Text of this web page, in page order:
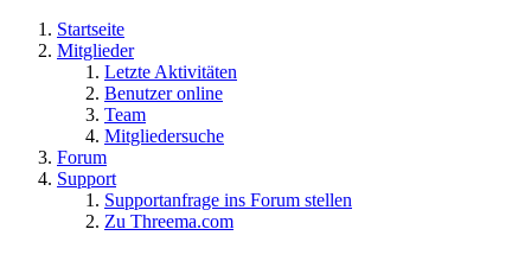
Startseite
Mitglieder
Letzte Aktivitäten
Benutzer online
Team
Mitgliedersuche
Forum
Support
Supportanfrage ins Forum stellen
Zu Threema.com